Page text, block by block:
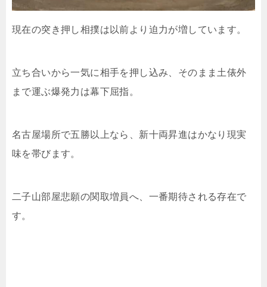
現在の突き押し相撲は以前より迫力が増しています。
立ち合いから一気に相手を押し込み、そのまま土俵外
まで運ぶ爆発力は幕下屈指。
名古屋場所で五勝以上なら、新十両昇進はかなり現実
味を帯びます。
二子山部屋悲願の関取増員へ、一番期待される存在で
す。